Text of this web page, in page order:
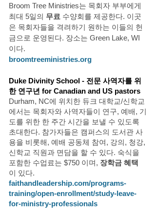
Broom Tree Ministries는 목회자 부부에게
최대 5일의 무료 수양회를 제공한다. 이곳
은 목회자들을 격려하기 원하는 이들의 헌
금으로 운영된다. 장소는 Green Lake, WI
이다.
broomtreeministries.org
Duke Divinity School - 전문 사역자를 위
한 연구년 for Canadian and US pastors
Durham, NC에 위치한 듀크 대학교/신학교
에서는 목회자와 사역자들이 연구, 예배, 기
도를 위한 한 주간 시간을 보낼 수 있도록
초대한다. 참가자들은 캠퍼스의 도서관 사
용을 비롯해, 예배 공동체 참여, 강의, 청강,
신학교 직원과 면담을 할 수 있다. 숙식을
포함한 수업료는 $750 이며, 장학금 혜택
이 있다.
faithandleadership.com/programs-
training/open-enrollment/study-leave-
for-ministry-professionals